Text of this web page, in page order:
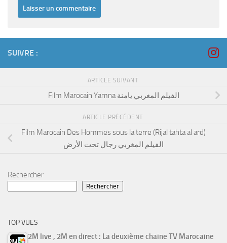
SUIVRE :
ARTICLE SUIVANT
Film Marocain Yamna الفيلم المغربي يامنة
ARTICLE PRÉCÉDENT
Film Marocain Des Hommes sous la terre (Rijal tahta al ard)
الفيلم المغربي رجال تحت الأرض
Rechercher
Rechercher
TOP VUES
2M live , 2M en direct : La deuxième chaine TV Marocaine